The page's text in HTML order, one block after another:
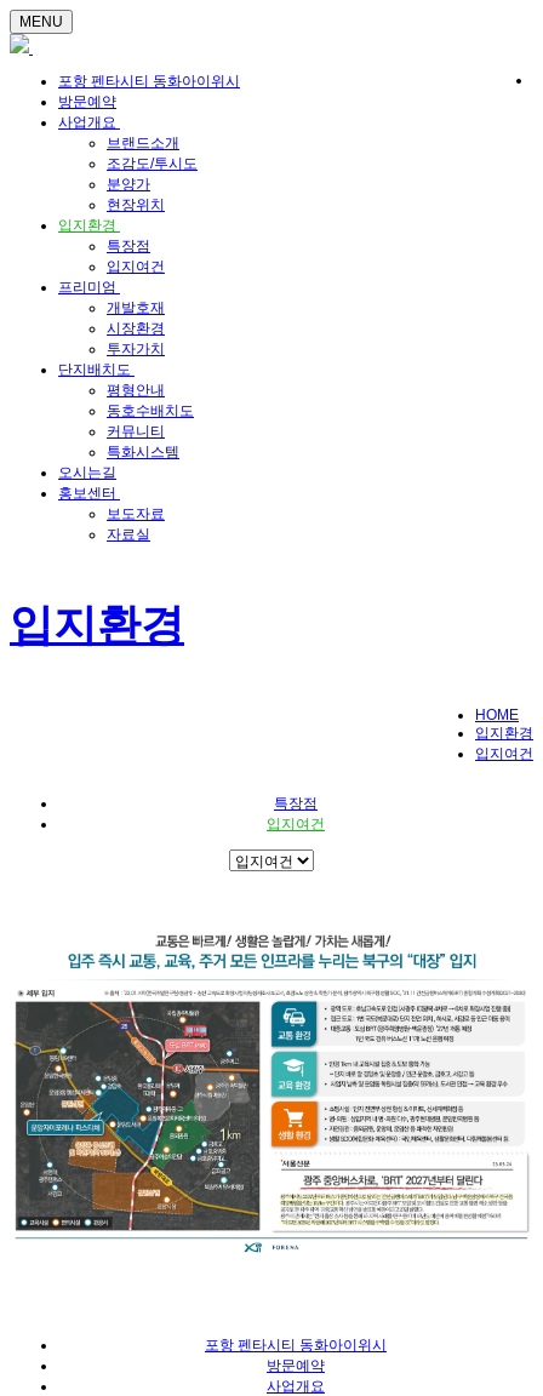
MENU
포항 펜타시티 동화아이위시
방문예약
사업개요
브랜드소개
조감도/투시도
분양가
현장위치
입지환경
특장점
입지여건
프리미엄
개발호재
시장환경
투자가치
단지배치도
평형안내
동호수배치도
커뮤니티
특화시스템
오시는길
홍보센터
보도자료
자료실
입지환경
HOME
입지환경
입지여건
특장점
입지여건
포항 펜타시티 동화아이위시
방문예약
사업개요